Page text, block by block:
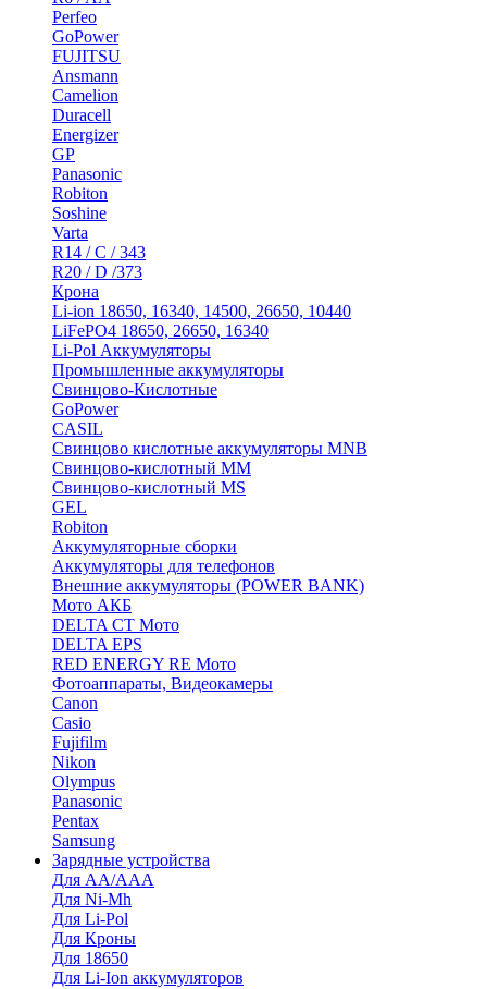
Perfeo
GoPower
FUJITSU
Ansmann
Camelion
Duracell
Energizer
GP
Panasonic
Robiton
Soshine
Varta
R14 / C / 343
R20 / D /373
Крона
Li-ion 18650, 16340, 14500, 26650, 10440
LiFePO4 18650, 26650, 16340
Li-Pol Аккумуляторы
Промышленные аккумуляторы
Свинцово-Кислотные
GoPower
CASIL
Свинцово кислотные аккумуляторы MNB
Cвинцово-кислотный MM
Cвинцово-кислотный MS
GEL
Robiton
Аккумуляторные сборки
Аккумуляторы для телефонов
Внешние аккумуляторы (POWER BANK)
Мото АКБ
DELTA CT Мото
DELTA EPS
RED ENERGY RE Мото
Фотоаппараты, Видеокамеры
Canon
Casio
Fujifilm
Nikon
Olympus
Panasonic
Pentax
Samsung
Зарядные устройства
Для AA/AAA
Для Ni-Mh
Для Li-Pol
Для Кроны
Для 18650
Для Li-Ion аккумуляторов